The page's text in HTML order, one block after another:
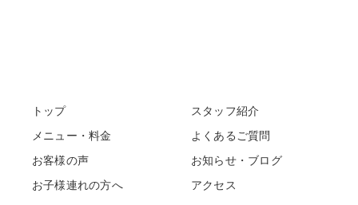
トップ
スタッフ紹介
メニュー・料金
よくあるご質問
お客様の声
お知らせ・ブログ
お子様連れの方へ
アクセス